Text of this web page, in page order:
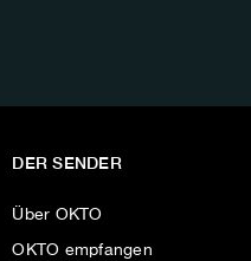
DER SENDER
Über OKTO
OKTO empfangen